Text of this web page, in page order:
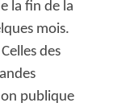
la fin de la
mois.
des
publique